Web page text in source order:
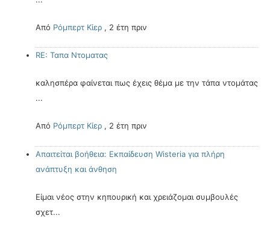
Από Ρόμπερτ Κίερ , 2 έτη πριν
RE: Ταπα Ντοματας
καλησπέρα φαίνεται πως έχεις θέμα με την τάπα ντομάτας
...
Από Ρόμπερτ Κίερ , 2 έτη πριν
Απαιτείται βοήθεια: Εκπαίδευση Wisteria για πλήρη
ανάπτυξη και άνθηση
Είμαι νέος στην κηπουρική και χρειάζομαι συμβουλές
σχετ...